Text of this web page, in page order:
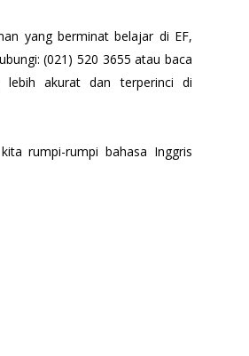
yang berminat belajar di EF,
(021) 520 3655 atau baca
lebih akurat dan terperinci di
rumpi-rumpi bahasa Inggris